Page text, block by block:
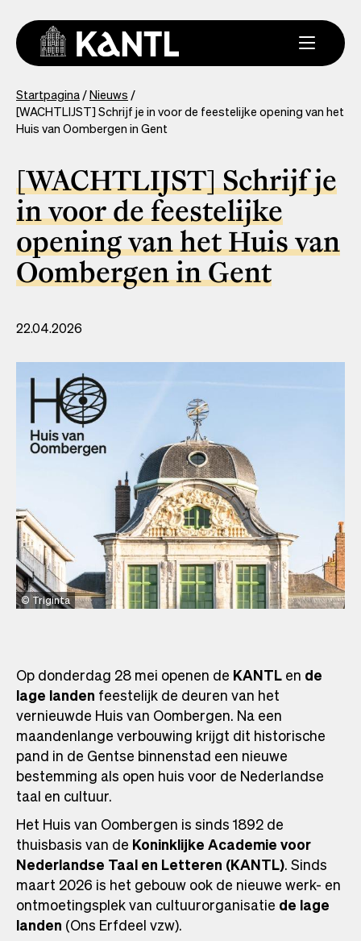
naar
inhoud
gaan
You
are
here
Startpagina Nieuws
[WACHTLIJST] Schrijf je in voor de feestelijke opening van het
Huis van Oombergen in Gent
[WACHTLIJST] Schrijf je
in voor de feestelijke
opening van het Huis van
Oombergen in Gent
22.04.2026
Triginta
Op donderdag 28 mei openen de KANTLen de
lage landen feestelijk de deuren van het
vernieuwde Huis van Oombergen. Na een
maandenlange verbouwing krijgt dit historische
pand in de Gentse binnenstad een nieuwe
bestemming als open huis voor de Nederlandse
taal en cultuur.
Het Huis van Oombergen is sinds 1892 de
thuisbasis van de Koninklijke Academie voor
Nederlandse Taal en Letteren (KANTL). Sinds
maart 2026 is het gebouw ook de nieuwe werk- en
ontmoetingsplek van cultuurorganisatie de lage
landen (Ons Erfdeel vzw).